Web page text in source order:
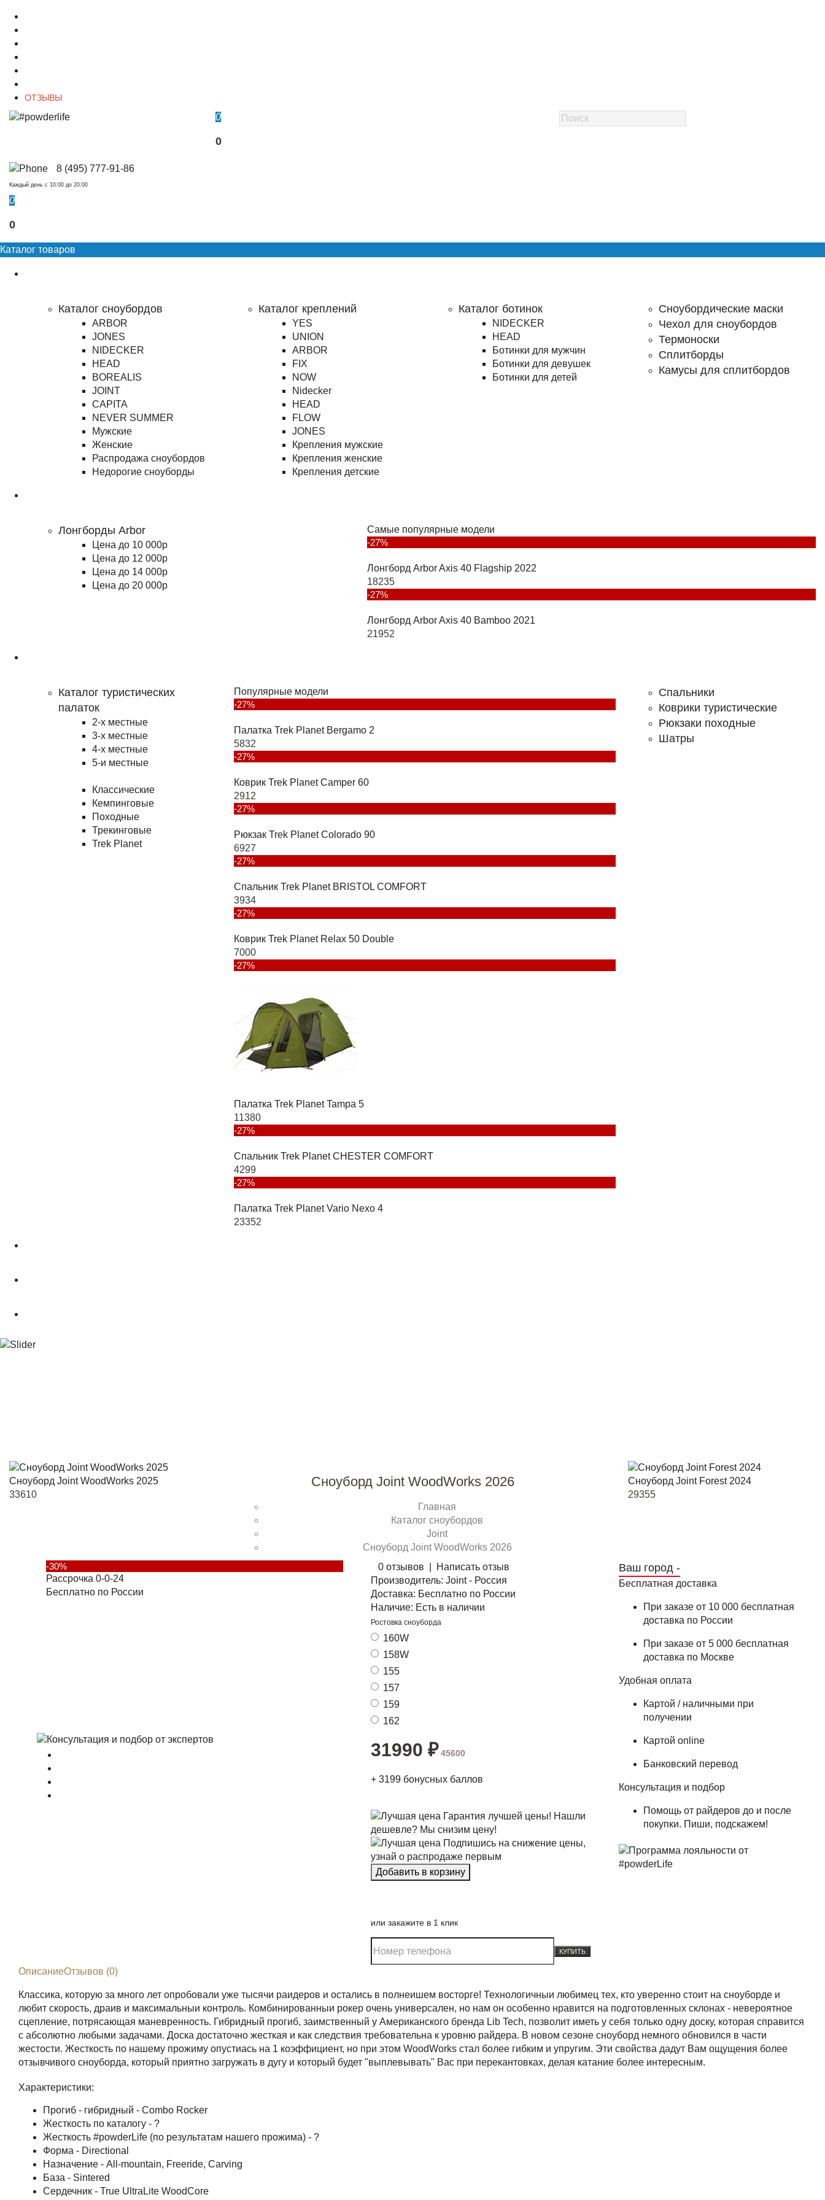
ОТЗЫВЫ
0
0
8 (495) 777-91-86
Каждый день c 10:00 до 20:00
0
0
Каталог товаров
Каталог сноубордов
ARBOR
JONES
NIDECKER
HEAD
BOREALIS
JOINT
CAPITA
NEVER SUMMER
Мужские
Женские
Распродажа сноубордов
Недорогие сноуборды
Каталог креплений
YES
UNION
ARBOR
FIX
NOW
Nidecker
HEAD
FLOW
JONES
Крепления мужские
Крепления женские
Крепления детские
Каталог ботинок
NIDECKER
HEAD
Ботинки для мужчин
Ботинки для девушек
Ботинки для детей
Сноубордические маски
Чехол для сноубордов
Термоноски
Сплитборды
Камусы для сплитбордов
Лонгборды Arbor
Цена до 10 000р
Цена до 12 000р
Цена до 14 000р
Цена до 20 000р
Самые популярные модели
-27%
Лонгборд Arbor Axis 40 Flagship 2022
18235
-27%
Лонгборд Arbor Axis 40 Bamboo 2021
21952
Каталог туристических
палаток
2-х местные
3-х местные
4-х местные
5-и местные
Классические
Кемпинговые
Походные
Трекинговые
Trek Planet
Популярные модели
-27%
Палатка Trek Planet Bergamo 2
5832
-27%
Коврик Trek Planet Camper 60
2912
-27%
Рюкзак Trek Planet Colorado 90
6927
-27%
Спальник Trek Planet BRISTOL COMFORT
3934
-27%
Коврик Trek Planet Relax 50 Double
7000
-27%
Палатка Trek Planet Tampa 5
11380
-27%
Спальник Trek Planet CHESTER COMFORT
4299
-27%
Палатка Trek Planet Vario Nexo 4
23352
Спальники
Коврики туристические
Рюкзаки походные
Шатры
Сноуборд Joint WoodWorks 2025
33610
Сноуборд Joint WoodWorks 2026
Главная
Каталог сноубордов
Joint
Сноуборд Joint WoodWorks 2026
Сноуборд Joint Forest 2024
29355
-30%
Рассрочка 0-0-24
Бесплатно по России
0 отзывов
Написать отзыв
Производитель: Joint - Россия
Доставка: Бесплатно по России
Наличие: Есть в наличии
Ростовка сноуборда
160W
158W
155
157
159
162
31990 ₽ 45600
+3199 бонусных баллов
Гарантия лучшей цены! Нашли
дешевле? Мы снизим цену!
Подпишись на снижение цены,
узнай о распродаже первым
или закажите в 1 клик
КУПИТЬ
Ваш город -
Бесплатная доставка
При заказе от 10 000 бесплатная
доставка по России
При заказе от 5 000 бесплатная
доставка по Москве
Удобная оплата
Картой / наличными при
получении
Картой online
Банковский перевод
Консультация и подбор
Помощь от райдеров до и после
покупки. Пиши, подскажем!
ОписаниеОтзывов (0)
Классика, которую за много лет опробовали уже тысячи раидеров и остались в полнеишем восторге! Технологичныи любимец тех, кто уверенно стоит на сноуборде и
любит скорость, драив и максимальныи контроль. Комбинированныи рокер очень универсален, но нам он особенно нравится на подготовленных склонах - невероятное
сцепление, потрясающая маневренность. Гибридный прогиб, заимственный у Американского бренда Lib Tech, позволит иметь у себя только одну доску, которая справится
с абсолютно любыми задачами. Доска достаточно жесткая и как следствия требовательна к уровню райдера. В новом сезоне сноуборд немного обновился в части
жестости. Жесткость по нашему прожиму опустиась на 1 коэффициент, но при этом WoodWorks стал более гибким и упругим. Эти свойства дадут Вам ощущения более
отзывчивого сноуборда, который приятно загружать в дугу и который будет "выплевывать" Вас при перекантовках, делая катание более интересным.
Характеристики:
Прогиб - гибридный - Combo Rocker
Жесткость по каталогу - ?
Жесткость #powderLife (по результатам нашего прожима) - ?
Форма - Directional
Назначение - All-mountain, Freeride, Carving
База - Sintered
Cердечник - True UltraLite WoodCore